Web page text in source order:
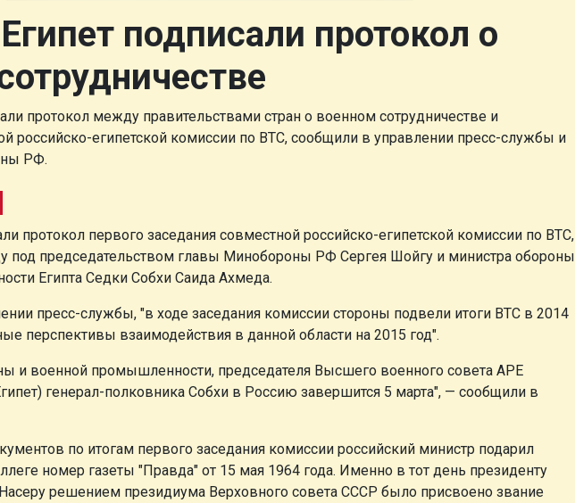
подписали протокол о
протокол между правительствами стран о военном сотрудничестве и
российско-египетской комиссии по ВТС, сообщили в управлении пресс-службы и
РФ.
протокол первого заседания совместной российско-египетской комиссии по ВТС,
под председательством главы Минобороны РФ Сергея Шойгу и министра обороны
Египта Седки Собхи Саида Ахмеда.
пресс-службы, "в ходе заседания комиссии стороны подвели итоги ВТС в 2014
перспективы взаимодействия в данной области на 2015 год".
и военной промышленности, председателя Высшего военного совета АРЕ
генерал-полковника Собхи в Россию завершится 5 марта", — сообщили в
по итогам первого заседания комиссии российский министр подарил
номер газеты "Правда" от 15 мая 1964 года. Именно в тот день президенту
решением президиума Верховного совета СССР было присвоено звание